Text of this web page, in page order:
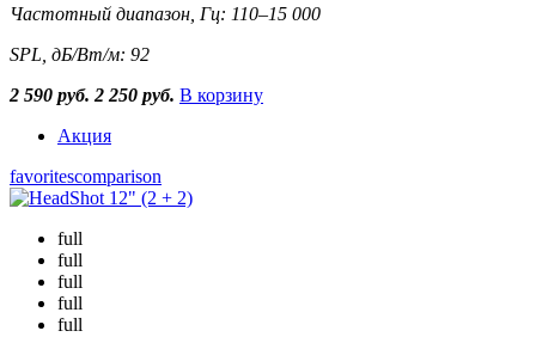
Частотный диапазон, Гц: 110–15 000
SPL, дБ/Вт/м: 92
2 590 руб. 2 250 руб. В корзину
Акция
favoritescomparison
full
full
full
full
full